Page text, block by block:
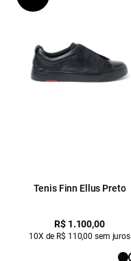
Tenis Finn Ellus Preto
R$ 1.100,00
10X de R$ 110,00 sem juros